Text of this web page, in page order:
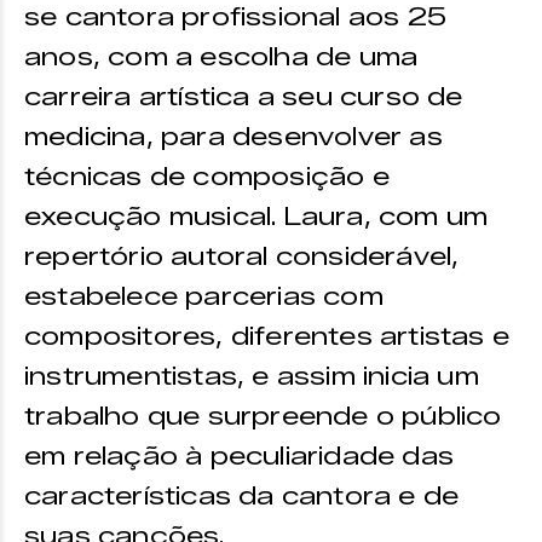
se cantora profissional aos 25
anos, com a escolha de uma
carreira artística a seu curso de
medicina, para desenvolver as
técnicas de composição e
execução musical. Laura, com um
repertório autoral considerável,
estabelece parcerias com
compositores, diferentes artistas e
instrumentistas, e assim inicia um
trabalho que surpreende o público
em relação à peculiaridade das
características da cantora e de
suas canções.